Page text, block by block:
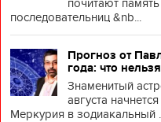
почитают
последовательниц &nb...
Прогноз от
года: что
Знаменитый
августа
Меркурия в зодиакальный